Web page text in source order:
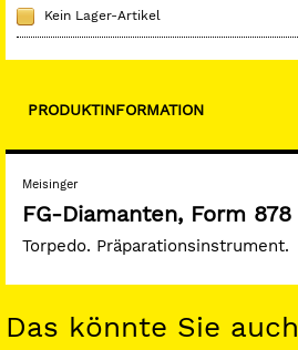
Kein Lager-Artikel
PRODUKTINFORMATION
Meisinger
FG-Diamanten, Form 878
Torpedo. Präparationsinstrument.
Das könnte Sie auch